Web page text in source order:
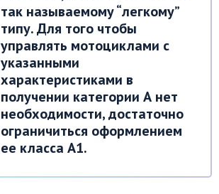
так называемому “легкому”
типу. Для того чтобы
управлять мотоциклами с
указанными
характеристиками в
получении категории А нет
необходимости, достаточно
ограничиться оформлением
ее класса А1.